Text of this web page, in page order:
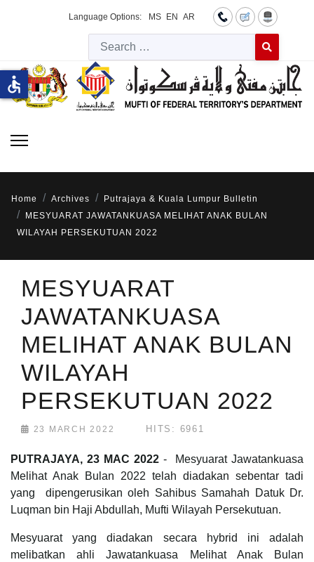
Language Options: MS EN AR
Type 2 or
Home Archives
Putrajaya & Kuala Lumpur Bulletin
MESYUARAT JAWATANKUASA MELIHAT ANAK BULAN
WILAYAH PERSEKUTUAN 2022
MESYUARAT
JAWATANKUASA
MELIHAT ANAK BULAN
WILAYAH
PERSEKUTUAN 2022
23 MARCH 2022 HITS: 6961
PUTRAJAYA, 23 MAC 2022 - Mesyuarat Jawatankuasa
Melihat Anak Bulan 2022 telah diadakan sebentar tadi
yang dipengerusikan oleh Sahibus Samahah Datuk Dr.
Luqman bin Haji Abdullah, Mufti Wilayah Persekutuan.
Mesyuarat yang diadakan secara hybrid ini adalah
melibatkan ahli Jawatankuasa Melihat Anak Bulan
accessible